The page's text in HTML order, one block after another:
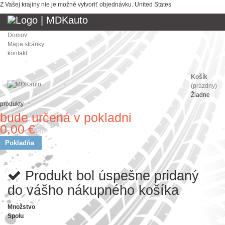
Z Vašej krajiny nie je možné vytvoriť objednávku. United States
Domov
Mapa stránky
kontakt
Košík
(prázdny)
Žiadne
produkty
bude určená v pokladni
0,00 € Spolu
Pokladňa
Produkt bol úspešne pridaný
do vášho nákupného košíka
Množstvo
Spolu